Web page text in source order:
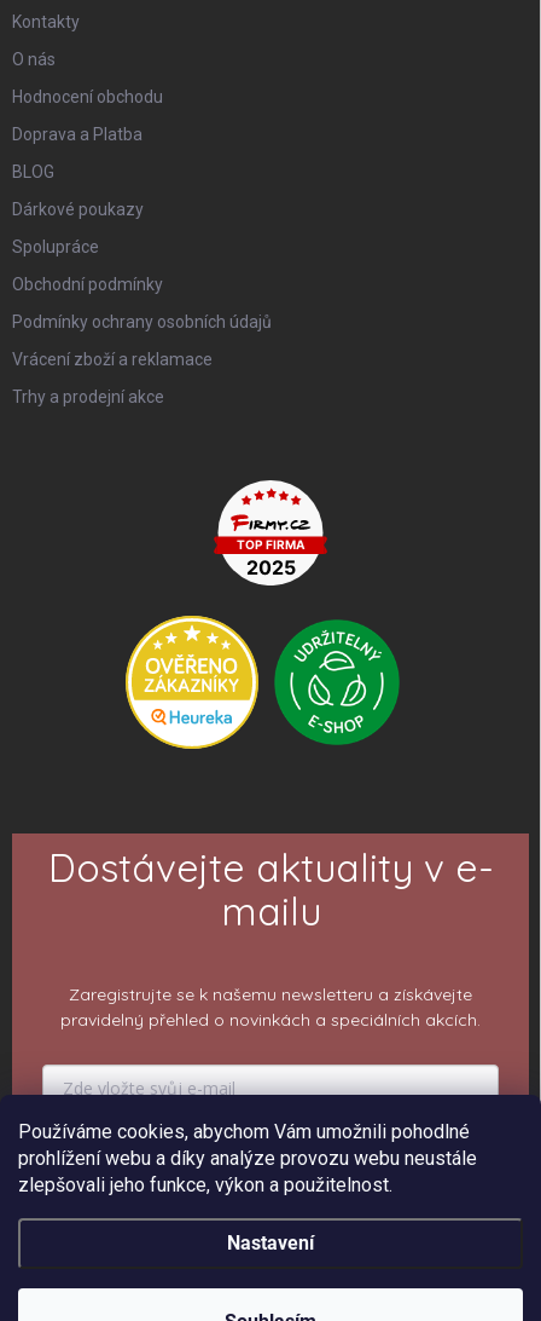
Používáme cookies, abychom Vám umožnili pohodlné
prohlížení webu a díky analýze provozu webu neustále
zlepšovali jeho funkce, výkon a použitelnost.
Nastavení
Kontakty
O nás
Hodnocení obchodu
Doprava a Platba
BLOG
Dárkové poukazy
Spolupráce
Obchodní podmínky
Podmínky ochrany osobních údajů
Vrácení zboží a reklamace
Trhy a prodejní akce
Dostávejte aktuality v e-
mailu
Zaregistrujte se k našemu newsletteru a získávejte
pravidelný přehled o novinkách a speciálních akcích.
PŘIHLÁSIT K ODBĚRU
Copyright 2026ePiPí - Prodejna radostí. Všechna práva vyhrazena.Upravit
nastavení cookies